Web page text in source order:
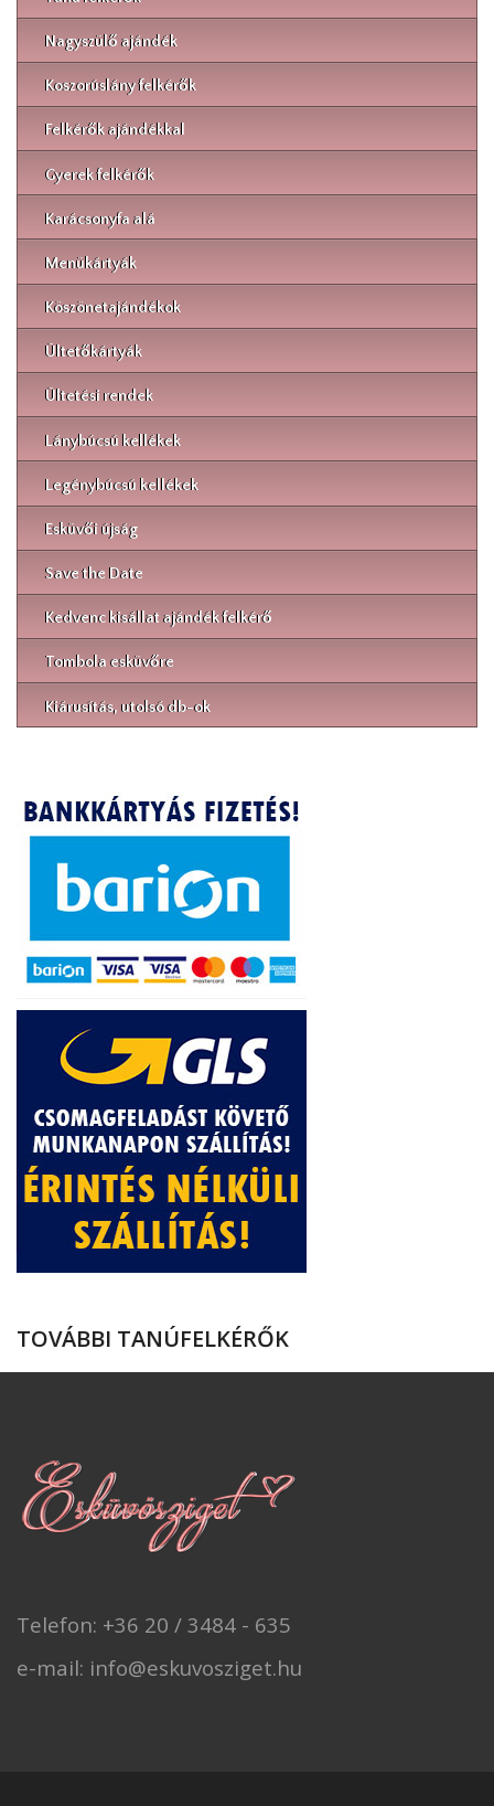
Nagyszülő ajándék
Koszorúslány felkérők
Felkérők ajándékkal
Gyerek felkérők
Karácsonyfa alá
Menükártyák
Köszönetajándékok
Ültetőkártyák
Ültetési rendek
Lánybúcsú kellékek
Legénybúcsú kellékek
Esküvői újság
Save the Date
Kedvenc kisállat ajándék felkérő
Tombola esküvőre
Kiárusítás, utolsó db-ok
TOVÁBBI TANÚFELKÉRŐK
Telefon: +36 20 / 3484 - 635
e-mail: info@eskuvosziget.hu